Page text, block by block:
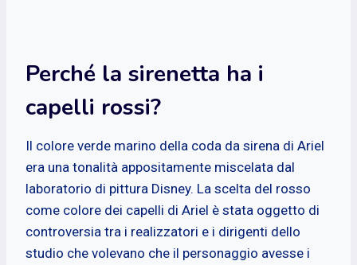
Perché la sirenetta ha i
capelli rossi?
Il colore verde marino della coda da sirena di Ariel
era una tonalità appositamente miscelata dal
laboratorio di pittura Disney. La scelta del rosso
come colore dei capelli di Ariel è stata oggetto di
controversia tra i realizzatori e i dirigenti dello
studio che volevano che il personaggio avesse i